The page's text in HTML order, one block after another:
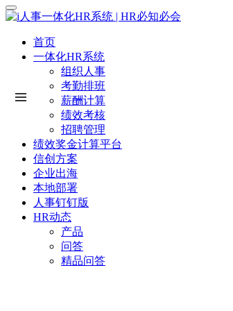
首页
一体化HR系统
组织人事
考勤排班
薪酬计算
绩效考核
招聘管理
绩效奖金计算平台
信创方案
企业出海
本地部署
人事钉钉版
HR动态
产品
问答
精品问答